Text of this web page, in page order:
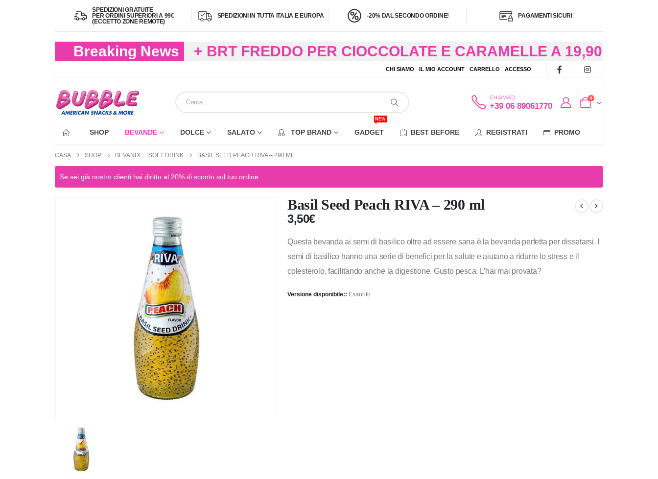
SPEDIZIONI GRATUITE
PER ORDINI SUPERIORI A 99€
(ECCETTO ZONE REMOTE)
SPEDIZIONI IN TUTTA ITALIA E EUROPA -20% DAL SECONDO ORDINE! PAGAMENTI SICURI
Breaking News
+ BRT FREDDO PER CIOCCOLATE E CARAMELLE A 19,90
(FINO A 4,9 KG) – CONSEGNA IN 24/48 ORE AD
ECCEZIONE DI ALCUNE AREE REMOTE
CHI SIAMO IL MIO ACCOUNT CARRELLO ACCESSO
CHIAMACI
+39 06 89061770
0
SHOP BEVANDE DOLCE SALATO TOP BRAND GADGET
NEW
BEST BEFORE REGISTRATI PROMO
CASA SHOP BEVANDE SOFT DRINK BASIL SEED PEACH RIVA – 290 ML
Se sei già nostro clienti hai diritto al 20% di sconto sul tuo ordine
Basil Seed Peach RIVA – 290 ml
3,50€
Questa bevanda ai semi di basilico oltre ad essere sana è la bevanda perfetta per dissetarsi. I
semi di basilico hanno una serie di benefici per la salute e aiutano a ridurre lo stress e il
colesterolo, facilitando anche la digestione. Gusto pesca. L’hai mai provata?
Versione disponibile:: Esaurito